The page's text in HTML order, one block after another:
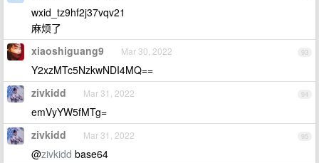
wxid_tz9hf2j37vqv21
麻烦了
93
xiaoshiguang9 Mar 30, 2022
Y2xzMTc5NzkwNDI4MQ==
94
zivkidd Mar 31, 2022
emVyYW5fMTg=
95
zivkidd Mar 31, 2022
@zivkidd base64